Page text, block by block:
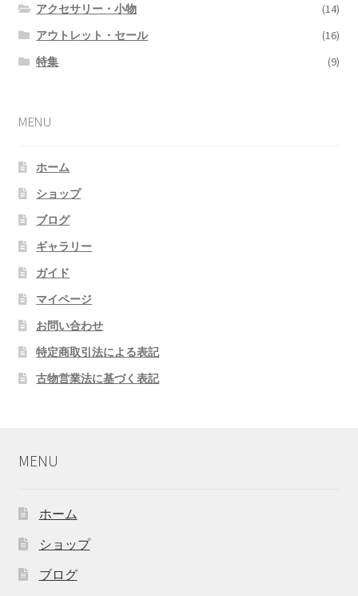
アクセサリー・小物
(14)
アウトレット・セール
(16)
特集
(9)
MENU
ホーム
ショップ
ブログ
ギャラリー
ガイド
マイページ
お問い合わせ
特定商取引法による表記
古物営業法に基づく表記
MENU
ホーム
ショップ
ブログ